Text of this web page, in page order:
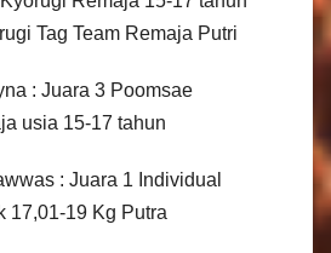
Tag Team Remaja Putri
: Juara 3 Poomsae
usia 15-17 tahun
: Juara 1 Individual
17,01-19 Kg Putra